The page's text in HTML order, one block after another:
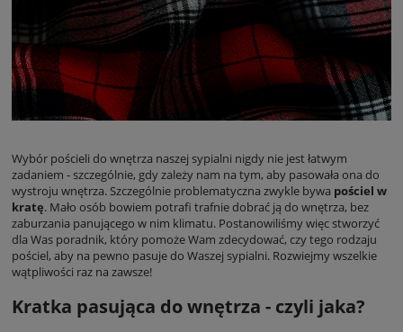
Wybór pościeli do wnętrza naszej sypialni nigdy nie jest łatwym
zadaniem - szczególnie, gdy zależy nam na tym, aby pasowała ona do
wystroju wnętrza. Szczególnie problematyczna zwykle bywa pościel w
kratę. Mało osób bowiem potrafi trafnie dobrać ją do wnętrza, bez
zaburzania panującego w nim klimatu. Postanowiliśmy więc stworzyć
dla Was poradnik, który pomoże Wam zdecydować, czy tego rodzaju
pościel, aby na pewno pasuje do Waszej sypialni. Rozwiejmy wszelkie
wątpliwości raz na zawsze!
Kratka pasująca do wnętrza - czyli jaka?